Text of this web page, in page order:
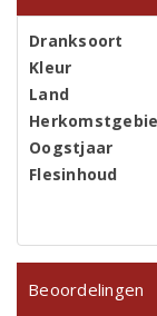
Dranksoort
Kleur
Land
Oogstjaar
Flesinhoud
Beoordelingen